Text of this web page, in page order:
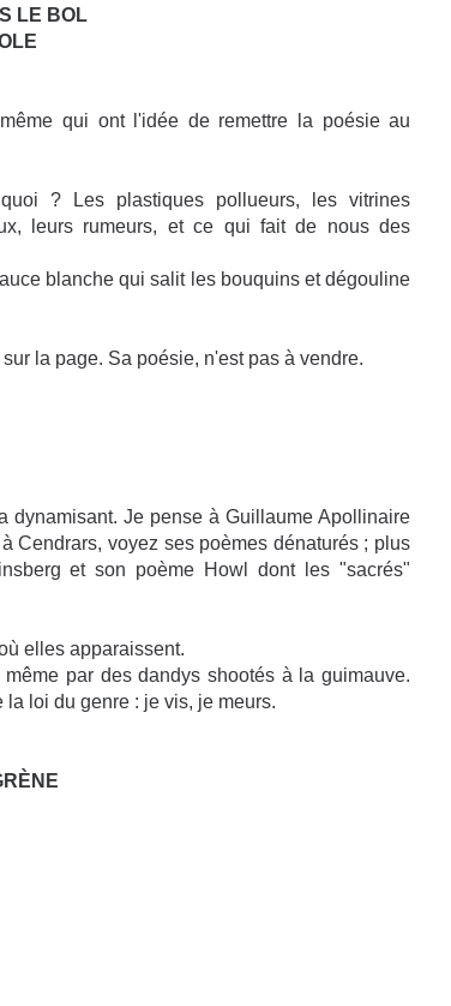
LE BOL
qui ont l'idée de remettre la poésie au
? Les plastiques pollueurs, les vitrines
leurs rumeurs, et ce qui fait de nous des
blanche qui salit les bouquins et dégouline
la page. Sa poésie, n'est pas à vendre.
dynamisant. Je pense à Guillaume Apollinaire
Cendrars, voyez ses poèmes dénaturés ; plus
et son poème Howl dont les "sacrés"
elles apparaissent.
par des dandys shootés à la guimauve.
loi du genre : je vis, je meurs.